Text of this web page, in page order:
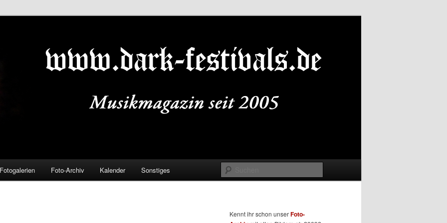
Fotogalerien Foto-Archiv Kalender Sonstiges
Kennt ihr schon unserFoto-